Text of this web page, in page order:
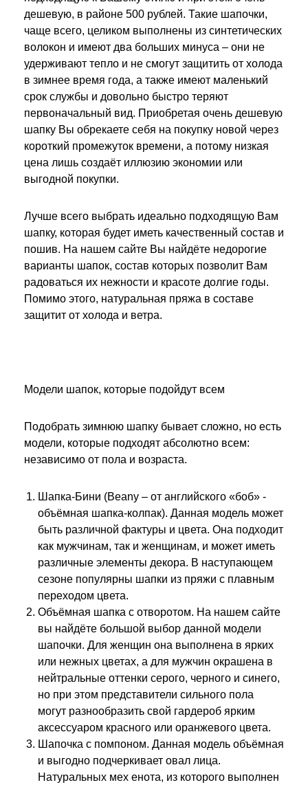
дешевую, в районе 500 рублей. Такие шапочки,
чаще всего, целиком выполнены из синтетических
волокон и имеют два больших минуса – они не
удерживают тепло и не смогут защитить от холода
в зимнее время года, а также имеют маленький
срок службы и довольно быстро теряют
первоначальный вид. Приобретая очень дешевую
шапку Вы обрекаете себя на покупку новой через
короткий промежуток времени, а потому низкая
цена лишь создаёт иллюзию экономии или
выгодной покупки.
Лучше всего выбрать идеально подходящую Вам
шапку, которая будет иметь качественный состав и
пошив. На нашем сайте Вы найдёте недорогие
варианты шапок, состав которых позволит Вам
радоваться их нежности и красоте долгие годы.
Помимо этого, натуральная пряжа в составе
защитит от холода и ветра.
Модели шапок, которые подойдут всем
Подобрать зимнюю шапку бывает сложно, но есть
модели, которые подходят абсолютно всем:
независимо от пола и возраста.
Шапка-Бини (Beany – от английского «боб» -
объёмная шапка-колпак). Данная модель может
быть различной фактуры и цвета. Она подходит
как мужчинам, так и женщинам, и может иметь
различные элементы декора. В наступающем
сезоне популярны шапки из пряжи с плавным
переходом цвета.
Объёмная шапка с отворотом. На нашем сайте
вы найдёте большой выбор данной модели
шапочки. Для женщин она выполнена в ярких
или нежных цветах, а для мужчин окрашена в
нейтральные оттенки серого, черного и синего,
но при этом представители сильного пола
могут разнообразить свой гардероб ярким
аксессуаром красного или оранжевого цвета.
Шапочка с помпоном. Данная модель объёмная
и выгодно подчеркивает овал лица.
Натуральных мех енота, из которого выполнен